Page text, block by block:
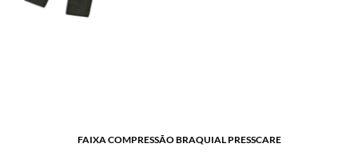
FAIXA COMPRESSÃO BRAQUIAL PRESSCARE